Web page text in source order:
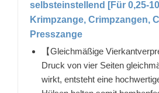
selbsteinstellend [Für 0,25-
Krimpzange, Crimpzangen,
Presszange
【Gleichmäßige
Druck von vier Seiten
wirkt, entsteht eine